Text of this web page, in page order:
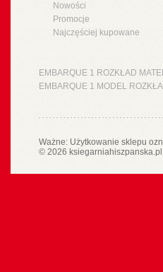
Nowości
Promocje
Najczęściej kupowane
EMBARQUE 1 ROZKŁAD
EMBARQUE 1 MODEL
Ważne: Użytkowanie sklepu
© 2026